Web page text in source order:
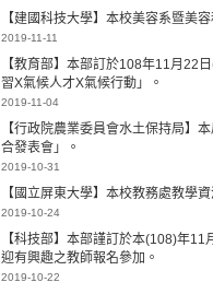
【建國科技大學】本校美容系暨美
2019-11-11
【教育部】本部訂於108年11月22
習X氣候人才X氣候行動」。
2019-11-04
【行政院農業委員會水土保持局】
合發表會」。
2019-10-31
【國立屏東大學】本校教務處教學
2019-10-24
【科技部】本部謹訂於本(108)年
迎有興趣之教師報名參加。
2019-10-22